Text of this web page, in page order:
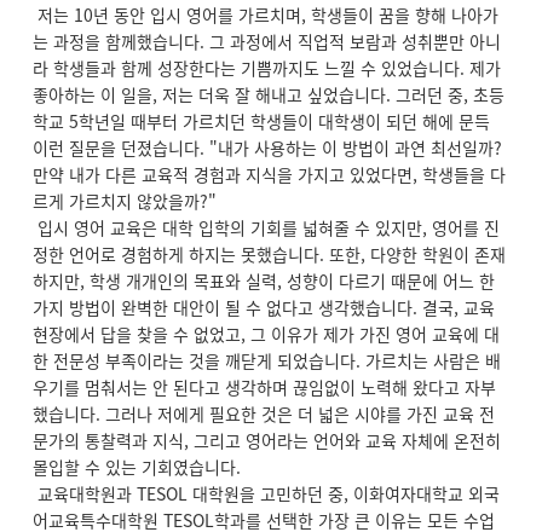
저는 10년 동안 입시 영어를 가르치며, 학생들이 꿈을 향해 나아가
는 과정을 함께했습니다. 그 과정에서 직업적 보람과 성취뿐만 아니
라 학생들과 함께 성장한다는 기쁨까지도 느낄 수 있었습니다. 제가
좋아하는 이 일을, 저는 더욱 잘 해내고 싶었습니다. 그러던 중, 초등
학교 5학년일 때부터 가르치던 학생들이 대학생이 되던 해에 문득
이런 질문을 던졌습니다. "내가 사용하는 이 방법이 과연 최선일까?
만약 내가 다른 교육적 경험과 지식을 가지고 있었다면, 학생들을 다
르게 가르치지 않았을까?"
입시 영어 교육은 대학 입학의 기회를 넓혀줄 수 있지만, 영어를 진
정한 언어로 경험하게 하지는 못했습니다. 또한, 다양한 학원이 존재
하지만, 학생 개개인의 목표와 실력, 성향이 다르기 때문에 어느 한
가지 방법이 완벽한 대안이 될 수 없다고 생각했습니다. 결국, 교육
현장에서 답을 찾을 수 없었고, 그 이유가 제가 가진 영어 교육에 대
한 전문성 부족이라는 것을 깨닫게 되었습니다. 가르치는 사람은 배
우기를 멈춰서는 안 된다고 생각하며 끊임없이 노력해 왔다고 자부
했습니다. 그러나 저에게 필요한 것은 더 넓은 시야를 가진 교육 전
문가의 통찰력과 지식, 그리고 영어라는 언어와 교육 자체에 온전히
몰입할 수 있는 기회였습니다.
교육대학원과 TESOL 대학원을 고민하던 중, 이화여자대학교 외국
어교육특수대학원 TESOL학과를 선택한 가장 큰 이유는 모든 수업